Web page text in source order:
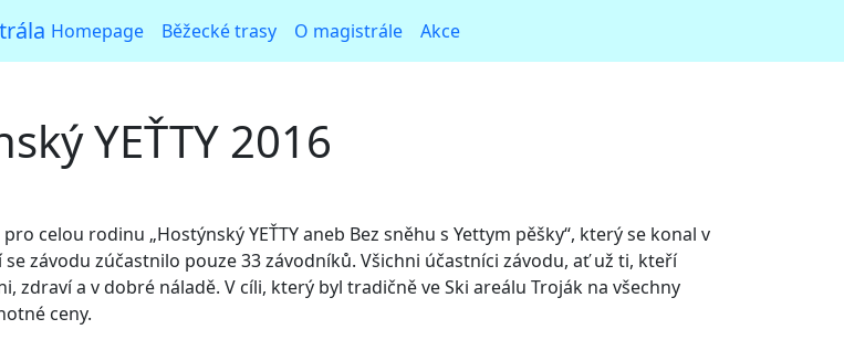
Homepage Běžecké trasy O magistrále Akce
YEŤTY 2016
celou rodinu „Hostýnský YEŤTY aneb Bez sněhu s Yettym pěšky“, který se konal v
závodu zúčastnilo pouze 33 závodníků. Všichni účastníci závodu, ať už ti, kteří
a v dobré náladě. V cíli, který byl tradičně ve Ski areálu Troják na všechny
ceny.